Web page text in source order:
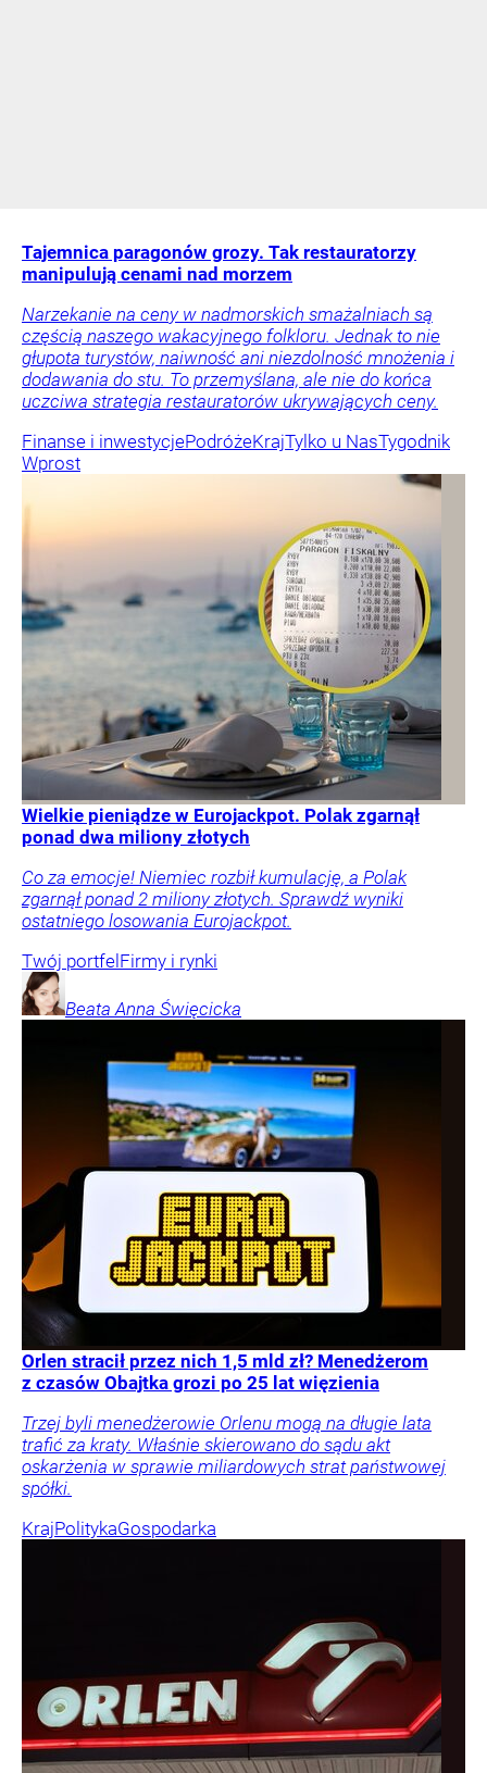
Tajemnica paragonów grozy. Tak restauratorzy
manipulują cenami nad morzem
Narzekanie na ceny w nadmorskich smażalniach są
częścią naszego wakacyjnego folkloru. Jednak to nie
głupota turystów, naiwność ani niezdolność mnożenia i
dodawania do stu. To przemyślana, ale nie do końca
uczciwa strategia restauratorów ukrywających ceny.
Finanse i inwestycjePodróżeKrajTylko u NasTygodnik
Wprost
Wielkie pieniądze w Eurojackpot. Polak zgarnął
ponad dwa miliony złotych
Co za emocje! Niemiec rozbił kumulację, a Polak
zgarnął ponad 2 miliony złotych. Sprawdź wyniki
ostatniego losowania Eurojackpot.
Twój portfel Firmy i rynki
Beata Anna Święcicka
Orlen stracił przez nich 1,5 mld zł? Menedżerom
z czasów Obajtka grozi po 25 lat więzienia
Trzej byli menedżerowie Orlenu mogą na długie lata
trafić za kraty. Właśnie skierowano do sądu akt
oskarżenia w sprawie miliardowych strat państwowej
spółki.
KrajPolitykaGospodarka